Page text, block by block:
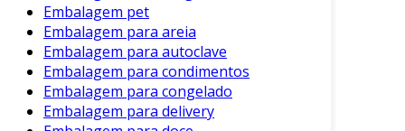
Envolva os Produtos com Cuidado
Certifique-se de cobrir todos os lados do
item, garantindo proteção total.
Use Fitilho ou Fita Adesiva
plástico bolha com fitilho ou fita adesiva
Embalagem pet
Embalagem para areia
Embalagem para autoclave
Embalagem para condimentos
Embalagem para congelado
Embalagem para delivery